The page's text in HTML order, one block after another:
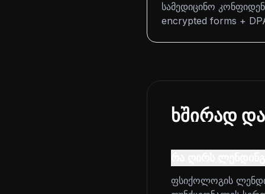
სამედიცინო
encrypted forms +
ხშირად
ფსიქოლოგის